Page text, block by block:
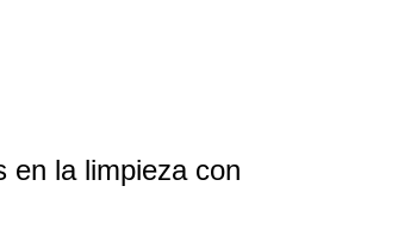
en la limpieza con